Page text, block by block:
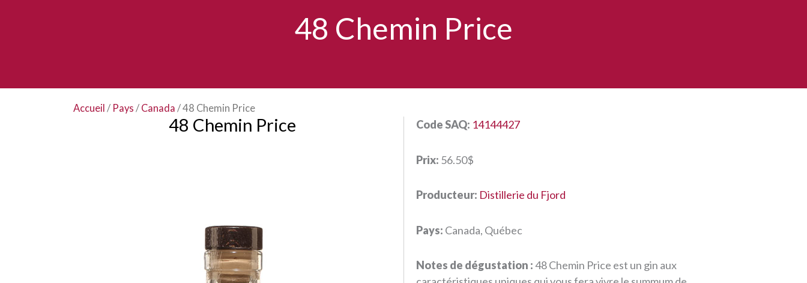
48 Chemin Price
Accueil / Pays / Canada / 48 Chemin Price
48 Chemin Price Code SAQ: 14144427
Prix: 56.50$
Producteur: Distillerie du Fjord
Pays: Canada, Québec
Notes de dégustation :48 Chemin Price est un gin aux